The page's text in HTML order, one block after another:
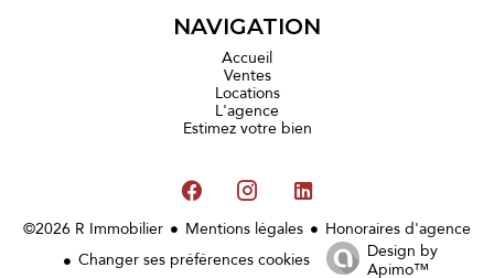
NAVIGATION
Accueil
Ventes
Locations
L'agence
Estimez votre bien
©2026 R Immobilier Mentions légales
Honoraires d'agence
Changer ses préférences cookies
Design by
Apimo™